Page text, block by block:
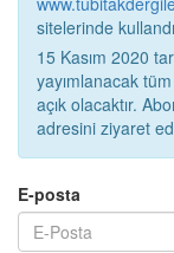
sitelerinde
15 Kasım 2020
yayımlanacak
açık
adresini ziyaret
E-posta